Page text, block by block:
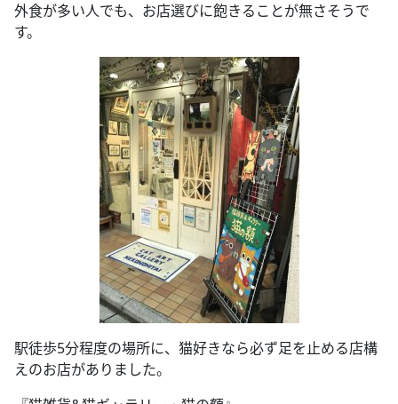
外食が多い人でも、お店選びに飽きることが無さそうで
す。
駅徒歩5分程度の場所に、猫好きなら必ず足を止める店構
えのお店がありました。